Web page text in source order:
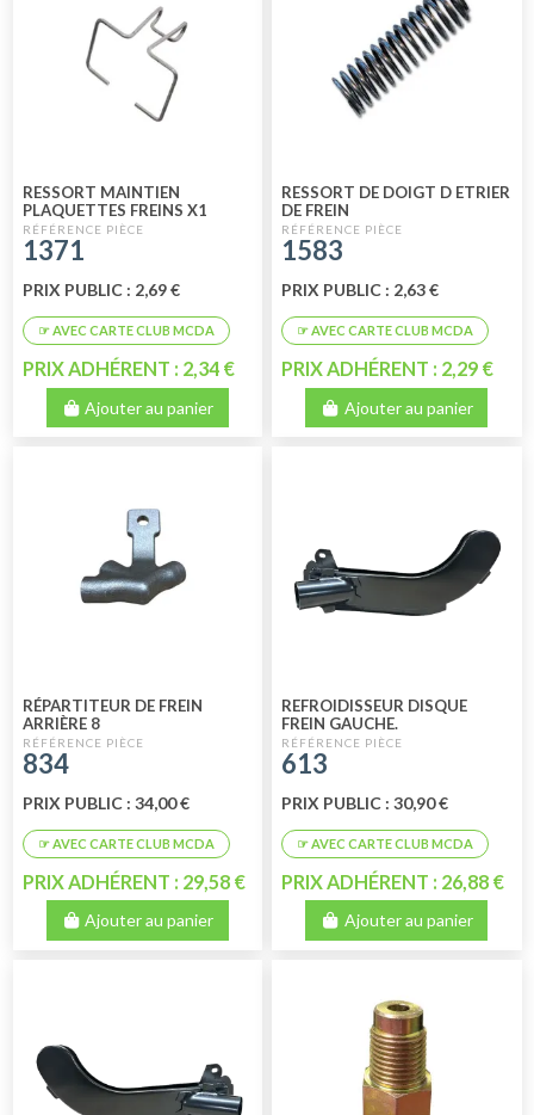
RESSORT MAINTIEN
PLAQUETTES FREINS X1
1371
PRIX PUBLIC : 2,69 €
PRIX ADHÉRENT : 2,34 €
Ajouter au panier
RESSORT DE DOIGT D ETRIER
DE FREIN
1583
PRIX PUBLIC : 2,63 €
PRIX ADHÉRENT : 2,29 €
Ajouter au panier
RÉPARTITEUR DE FREIN
ARRIÈRE 8
834
PRIX PUBLIC : 34,00 €
PRIX ADHÉRENT : 29,58 €
Ajouter au panier
REFROIDISSEUR DISQUE
FREIN GAUCHE.
613
PRIX PUBLIC : 30,90 €
PRIX ADHÉRENT : 26,88 €
Ajouter au panier